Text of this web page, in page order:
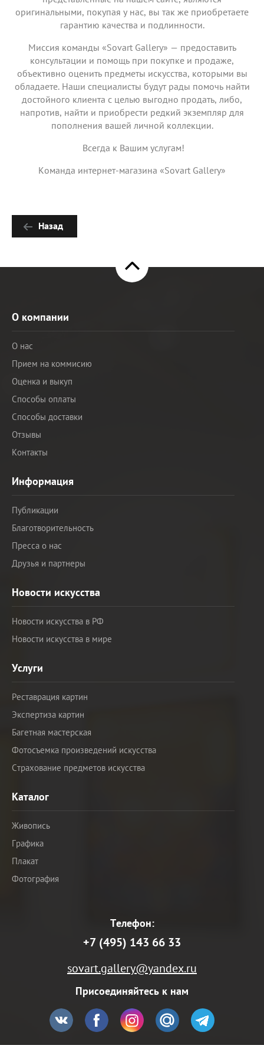
оригинальными, покупая у нас, вы так же приобретаете
гарантию качества и подлинности.
Миссия команды «Sovart Gallery» — предоставить
консультации и помощь при покупке и продаже,
объективно оценить предметы искусства, которыми вы
обладаете. Наши специалисты будут рады помочь найти
достойного клиента с целью выгодно продать, либо,
напротив, найти и приобрести редкий экземпляр для
пополнения вашей личной коллекции.
Всегда к Вашим услугам!
Команда интернет-магазина «Sovart Gallery»
Назад
О компании
О нас
Прием на коммисию
Оценка и выкуп
Способы оплаты
Способы доставки
Отзывы
Контакты
Информация
Публикации
Благотворительность
Пресса о нас
Друзья и партнеры
Новости искусства
Новости искусства в РФ
Новости искусства в мире
Услуги
Реставрация картин
Экспертиза картин
Багетная мастерская
Фотосъемка произведений искусства
Страхование предметов искусства
Каталог
Живопись
Графика
Плакат
Фотография
Телефон:
+7 (495) 143 66 33
sovart.gallery@yandex.ru
Присоединяйтесь к нам